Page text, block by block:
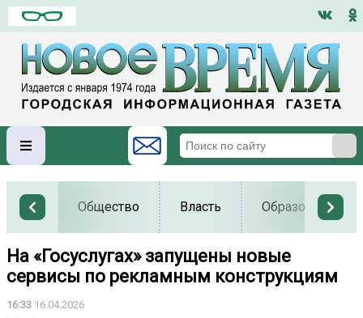
Общество Власть Образование
На «Госуслугах» запущены новые
сервисы по рекламным конструкциям
16:33 16.04.2026